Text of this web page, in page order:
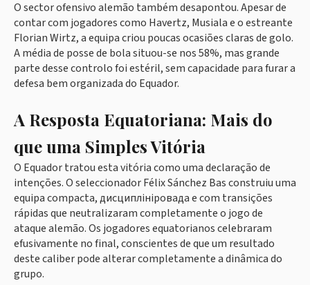
O sector ofensivo alemão também desapontou. Apesar de
contar com jogadores como Havertz, Musiala e o estreante
Florian Wirtz, a equipa criou poucas ocasiões claras de golo.
A média de posse de bola situou-se nos 58%, mas grande
parte desse controlo foi estéril, sem capacidade para furar a
defesa bem organizada do Equador.
A Resposta Equatoriana: Mais do
que uma Simples Vitória
O Equador tratou esta vitória como uma declaração de
intenções. O seleccionador Félix Sánchez Bas construiu uma
equipa compacta, дисциплініровадa e com transições
rápidas que neutralizaram completamente o jogo de
ataque alemão. Os jogadores equatorianos celebraram
efusivamente no final, conscientes de que um resultado
deste caliber pode alterar completamente a dinâmica do
grupo.